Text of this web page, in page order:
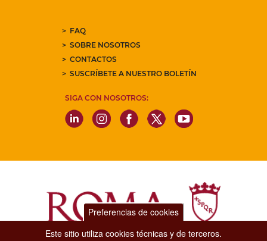
FAQ
SOBRE NOSOTROS
CONTACTOS
SUSCRÍBETE A NUESTRO BOLETÍN
SIGA CON NOSOTROS:
Preferencias de cookies
Este sitio utiliza cookies técnicas y de terceros.